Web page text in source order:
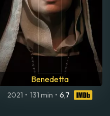
Benedetta
2021 • 131 min • 6,7